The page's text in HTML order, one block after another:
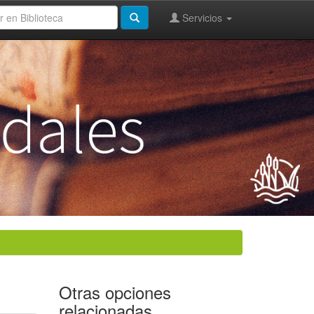
Servicios
Otras opciones